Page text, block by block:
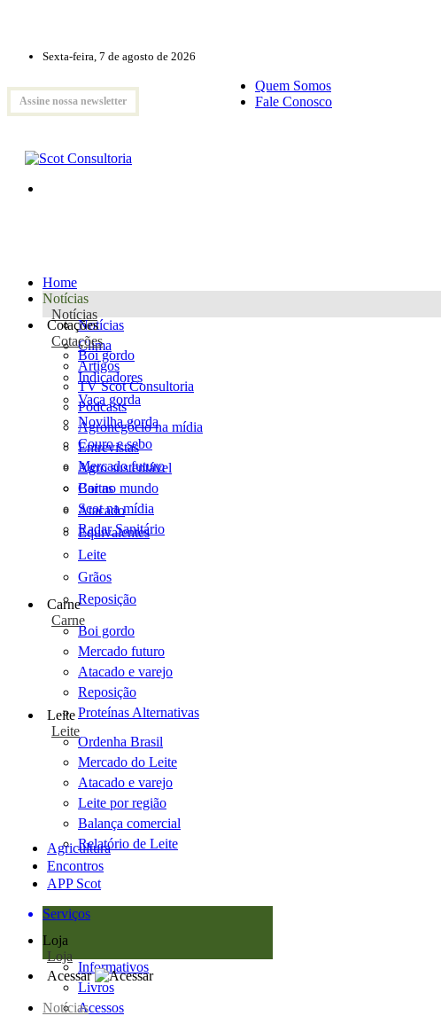
Sexta-feira, 7 de agosto de 2026
Assine nossa newsletter
Quem Somos
Fale Conosco
Home
Notícias
Notícias
Notícias
Clima
Artigos
TV Scot Consultoria
Podcasts
Agronegócio na mídia
Entrevistas
Agro sustentável
Cartas
Scot na mídia
Radar Sanitário
Cotações
Cotações
Boi gordo
Indicadores
Vaca gorda
Novilha gorda
Couro e sebo
Mercado futuro
Boi no mundo
Atacado
Equivalentes
Leite
Grãos
Reposição
Carne
Carne
Boi gordo
Mercado futuro
Atacado e varejo
Reposição
Proteínas Alternativas
Leite
Leite
Ordenha Brasil
Mercado do Leite
Atacado e varejo
Leite por região
Balança comercial
Relatório de Leite
Agricultura
Encontros
APP Scot
Serviços
Loja
Loja
Informativos
Livros
Acessos
Acessar
Notícias